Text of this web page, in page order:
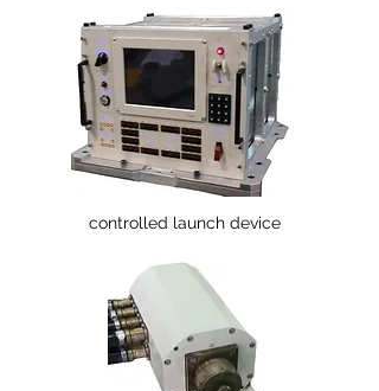
controlled launch device